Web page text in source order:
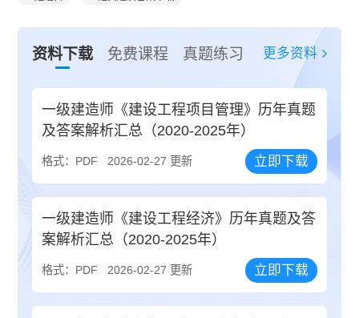
资料下载 免费课程 真题练习 更多资料
一级建造师《建设工程项目管理》历年真题
及答案解析汇总（2020-2025年）
格式：PDF 2026-02-27 更新 立即下载
一级建造师《建设工程经济》历年真题及答
案解析汇总（2020-2025年）
格式：PDF 2026-02-27 更新 立即下载